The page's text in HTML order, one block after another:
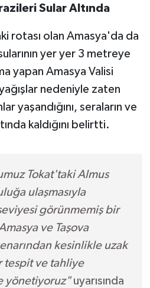
Sular Altında
rotası olan Amasya'da da
yer yer 3 metreye
yapan Amasya Valisi
nedeniyle zaten
yaşandığını, seraların ve
kaldığını belirtti.
Tokat'taki Almus
ulaşmasıyla
görünmemiş bir
ve Taşova
kesinlikle uzak
tespit ve tahliye
yönetiyoruz"uyarısında